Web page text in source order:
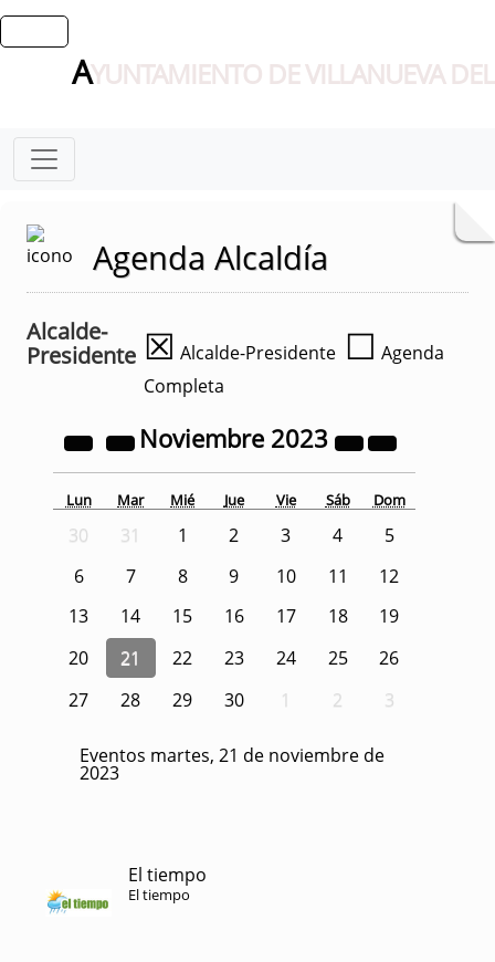
AYUNTAMIENTO DE VILLANUEVA
Agenda Alcaldía
Alcalde-
Presidente ☒ Alcalde-Presidente ☐ Agenda
Completa
Noviembre 2023
Lun Mar Mié Jue Vie Sáb Dom
30 31 1 2 3 4
5
6
7 8 9 10 11
12
13
14 15 16 17 18
19
20
21 22 23 24 25
26
27
28 29 30 1 2 3
Eventos martes, 21 de noviembre de
2023
El tiempo
El tiempo